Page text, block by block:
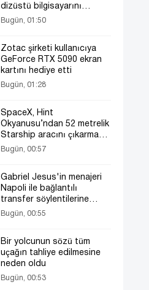
dizüstü bilgisayarını
tanıtmaya hazırlanıyor
Bugün, 01:50
Zotac şirketi kullanıcıya
GeForce RTX 5090 ekran
kartını hediye etti
Bugün, 01:28
SpaceX, Hint
Okyanusu’ndan 52 metrelik
Starship aracını çıkarmaya
çalışıyor
Bugün, 00:57
Gabriel Jesus'in menajeri
Napoli ile bağlantılı
transfer söylentilerine
açıklık getirdi
Bugün, 00:55
Bir yolcunun sözü tüm
uçağın tahliye edilmesine
neden oldu
Bugün, 00:53